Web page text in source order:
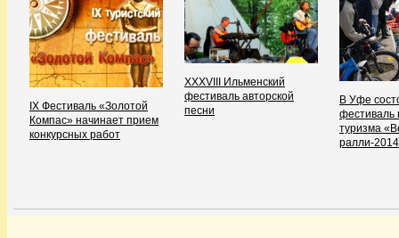
IX Фестиваль «Золотой
Компас» начинает прием
конкурсных работ
XXXVIII Ильменский
фестиваль авторской
песни
В Уфе
фестиваль
туризма
ралли-